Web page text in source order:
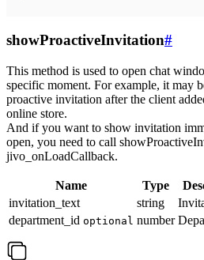
showProactiveInvitation#
This method is used to open chat
specific moment. For example, it may
proactive invitation after the client
online store.
And if you want to show invitation
open, you need to call
jivo_onLoadCallback.
Name Type
invitation_text
string
department_id optional number